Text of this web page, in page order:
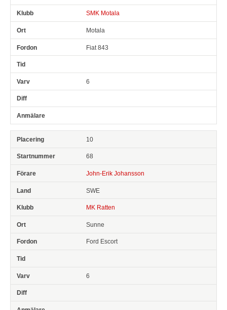
SMK Motala
Motala
Fiat 843
6
10
68
John-Erik Johansson
SWE
MK Ratten
Sunne
Ford Escort
6